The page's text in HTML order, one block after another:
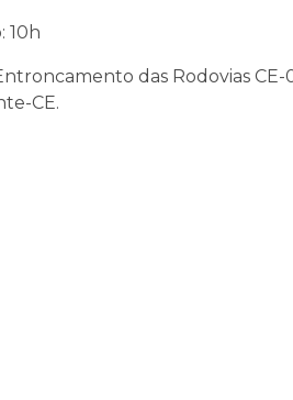
10h
das Rodovias
CE.